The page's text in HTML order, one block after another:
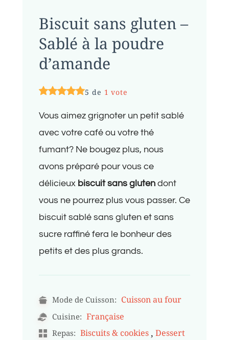
Biscuit sans gluten –
Sablé à la poudre
d’amande
5 de 1 vote
Vous aimez grignoter un petit sablé
avec votre café ou votre thé
fumant? Ne bougez plus, nous
avons préparé pour vous ce
délicieux biscuit sans gluten dont
vous ne pourrez plus vous passer. Ce
biscuit sablé sans gluten et sans
sucre raffiné fera le bonheur des
petits et des plus grands.
Mode de Cuisson: Cuisson au four
Cuisine: Française
Repas: Biscuits & cookies , Dessert